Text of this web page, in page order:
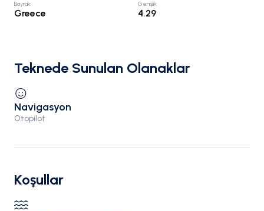
Bayrak:
Greece
Genişlik:
4.29
Teknede Sunulan Olanaklar
Navigasyon
Otopilot
Koşullar